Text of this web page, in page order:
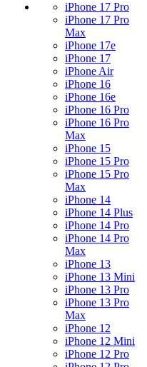
iPhone 17 Pro
iPhone 17 Pro
Max
iPhone 17e
iPhone 17
iPhone Air
iPhone 16
iPhone 16e
iPhone 16 Pro
iPhone 16 Pro
Max
iPhone 15
iPhone 15 Pro
iPhone 15 Pro
Max
iPhone 14
iPhone 14 Plus
iPhone 14 Pro
iPhone 14 Pro
Max
iPhone 13
iPhone 13 Mini
iPhone 13 Pro
iPhone 13 Pro
Max
iPhone 12
iPhone 12 Mini
iPhone 12 Pro